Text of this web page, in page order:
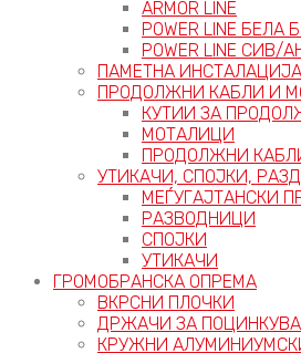
ARMOR LINE
POWER LINE БЕЛА
POWER LINE СИВ/
ПАМЕТНА ИНСТАЛАЦИЈА
ПРОДОЛЖНИ КАБЛИ И
КУТИИ ЗА
МОТАЛИЦИ
ПРОДОЛЖНИ
УТИКАЧИ, СПОЈКИ,
МЕЃУГАЈТАНСКИ
РАЗВОДНИЦИ
СПОЈКИ
УТИКАЧИ
ГРОМОБРАНСКА ОПРЕМА
ВКРСНИ ПЛОЧКИ
ДРЖАЧИ ЗА
КРУЖНИ